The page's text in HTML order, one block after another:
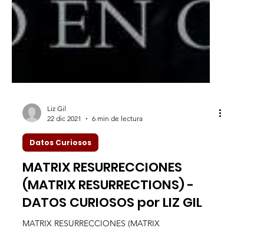
Liz Gil
22 dic 2021
Datos Curiosos
MATRIX RESURRECCIONES
(MATRIX RESURRECTIONS) -